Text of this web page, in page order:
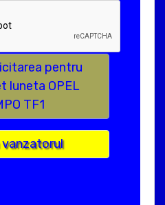
pentru
luneta OPEL
TF1